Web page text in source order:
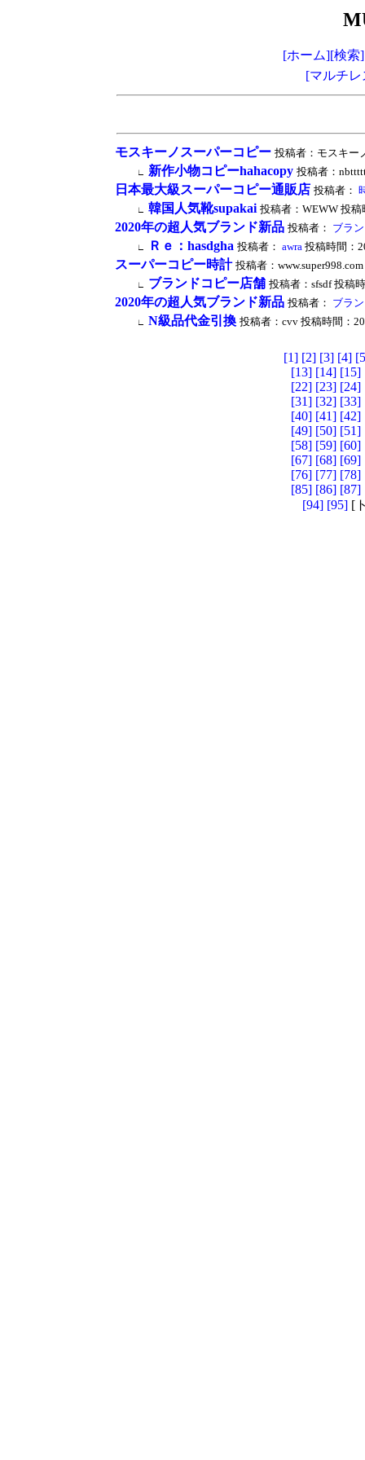
[ホーム][検索]
[マルチ
モスキーノスーパーコピー 投稿者：モスキー
∟ 新作小物コピーhahacopy 投稿者：
日本最大級スーパーコピー通販店 投稿者：
∟ 韓国人気靴supakai 投稿者：WEWW 投
2020年の超人気ブランド新品 投稿者： ブラ
∟ Ｒｅ：hasdgha 投稿者： awra 投稿時間：
スーパーコピー時計 投稿者：
∟ ブランドコピー店舗 投稿者：sfsdf 投稿
2020年の超人気ブランド新品 投稿者： ブラ
∟ N級品代金引換 投稿者：cvv 投稿時間：
[1] [2] [3] [4]
[13] [14] [15]
[22] [23] [24]
[31] [32] [33]
[40] [41] [42]
[49] [50] [51]
[58] [59] [60]
[67] [68] [69]
[76] [77] [78]
[85] [86] [87]
[94] [95] [